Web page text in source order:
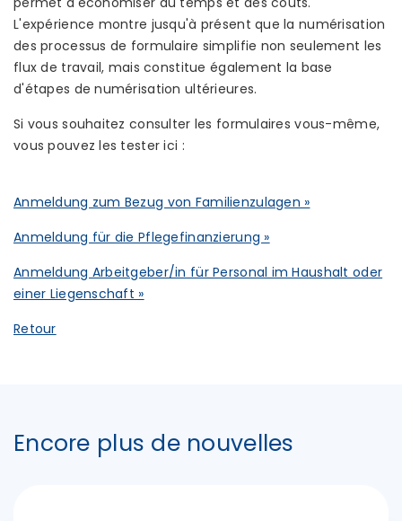
L'expérience montre jusqu'à présent que la numérisation
des processus de formulaire simplifie non seulement les
flux de travail, mais constitue également la base
d'étapes de numérisation ultérieures.
Si vous souhaitez consulter les formulaires vous-même,
vous pouvez les tester ici :
Anmeldung zum Bezug von Familienzulagen »
Anmeldung für die Pflegefinanzierung »
Anmeldung Arbeitgeber/in für Personal im Haushalt oder
einer Liegenschaft »
Retour
Encore plus de nouvelles